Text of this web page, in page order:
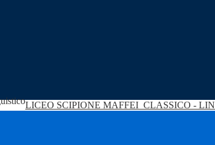
LICEO SCIPIONE MAFFEI CLASSICO -